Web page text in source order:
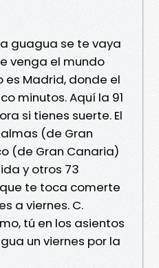
guagua se te vaya
venga el mundo
Madrid, donde el
minutos. Aquí la 91
si tienes suerte. El
(de Gran
(de Gran Canaria)
y otros 73
te toca comerte
a viernes. C.
tú en los asientos
un viernes por la